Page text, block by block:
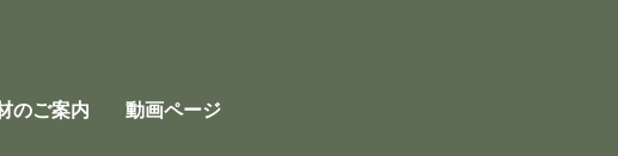
のご案内 動画ページ